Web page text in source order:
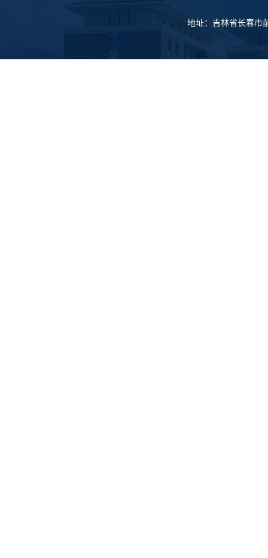
地址：吉林省长春市